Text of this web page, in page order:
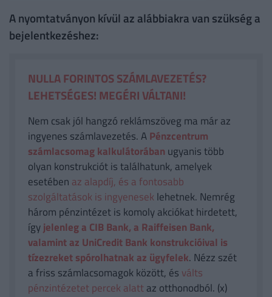
A nyomtatványon kívül az alábbiakra van szükség a
bejelentkezéshez:
NULLA FORINTOS SZÁMLAVEZETÉS?
LEHETSÉGES! MEGÉRI VÁLTANI!
Nem csak jól hangzó reklámszöveg ma már az
ingyenes számlavezetés. APénzcentrum
számlacsomag kalkulátorában ugyanis több
olyan konstrukciót is találhatunk, amelyek
esetében az alapdíj, és a fontosabb
szolgáltatások is ingyenesek lehetnek. Nemrég
három pénzintézet is komoly akciókat hirdetett,
ígyjelenleg a CIB Bank, a Raiffeisen Bank,
valamint az UniCredit Bank konstrukcióival is
tízezreket spórolhatnak az ügyfelek. Nézz szét
a friss számlacsomagok között, és válts
pénzintézetet percek alattaz otthonodból. (x)